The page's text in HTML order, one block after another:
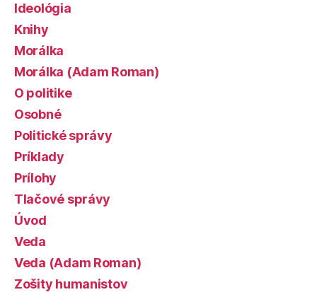
Ideológia
Knihy
Morálka
Morálka (Adam Roman)
O politike
Osobné
Politické správy
Príklady
Prílohy
Tlačové správy
Úvod
Veda
Veda (Adam Roman)
Zošity humanistov